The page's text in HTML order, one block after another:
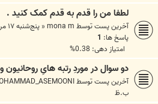
لطفا من را قدم به قدم کمک کنید .
آخرین پست توسطmona m
« پنج‌شنبه ۱۷ مرداد ۱۳۹۲, ۱:۱۸ ب.ظ
پاسخ ها: 1
امتیاز دهی: 0.38%
دو سوال در موردِ رتبه هایِ روحانیون
آخرین پست توسط
ب.ظ